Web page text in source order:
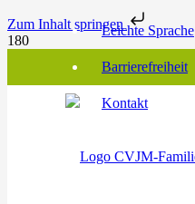
Zum Inhalt springenLeichte Sprache
Barrierefreiheit
Kontakt